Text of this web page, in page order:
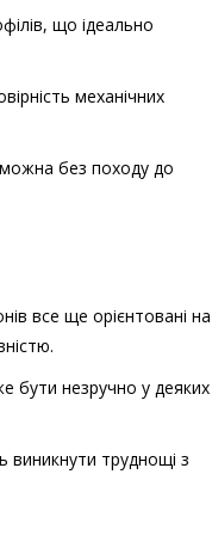
що ідеально
механічних
без походу до
все ще орієнтовані на
бути незручно у деяких
виникнути труднощі з